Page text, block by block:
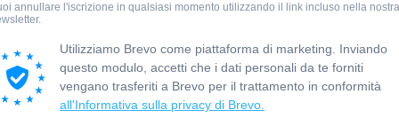
annullare l'iscrizione in qualsiasi momento utilizzando il link incluso nella nostra
Utilizziamo Brevo come piattaforma di marketing. Inviando
questo modulo, accetti che i dati personali da te forniti
vengano trasferiti a Brevo per il trattamento in conformità
all'Informativa sulla privacy di Brevo.